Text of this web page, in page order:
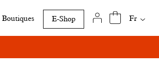
Boutiques E-Shop
cette
Fr